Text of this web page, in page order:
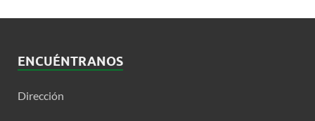
ENCUÉNTRANOS
Dirección